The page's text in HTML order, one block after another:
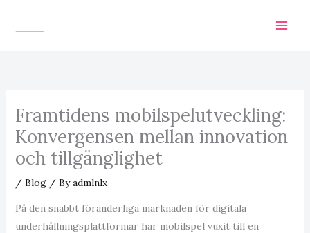
Framtidens mobilspelutveckling:
Konvergensen mellan innovation
och tillgänglighet
/ Blog/ Byadmlnlx
På den snabbt föränderliga marknaden för digitala
underhållningsplattformar har mobilspel vuxit till en